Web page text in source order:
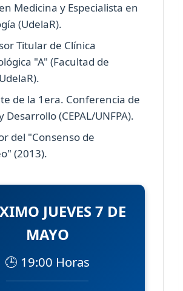
Medicina y Especialista en
(UdelaR).
Titular de Clínica
"A" (Facultad de
de la 1era. Conferencia de
Desarrollo (CEPAL/UNFPA).
del "Consenso de
(2013).
JUEVES 7 DE
MAYO
🕒 19:00 Horas